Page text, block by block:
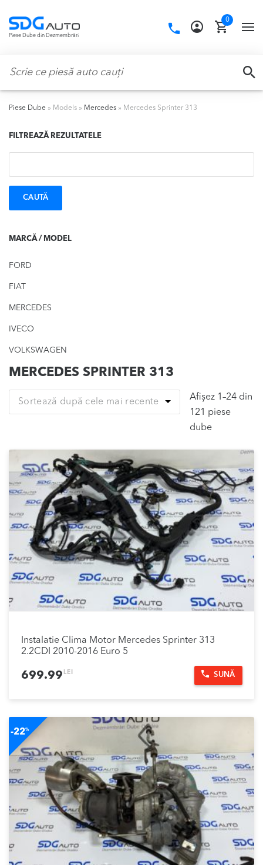
navigation
content
Piese Dube din Dezmembrări
Call
0
Piese Dube » Models » Mercedes » Mercedes Sprinter 313
FILTREAZĂ REZULTATELE
MARCĂ / MODEL
FORD
FIAT
MERCEDES
IVECO
VOLKSWAGEN
MERCEDES SPRINTER 313
Sortează după cele mai recente
Afișez 1–24 din
121 piese
dubeSortat
mai
recente
Instalatie Clima Motor Mercedes Sprinter 313
2.2CDI 2010-2016 Euro 5
699.99 LEI SUNĂ
-22%